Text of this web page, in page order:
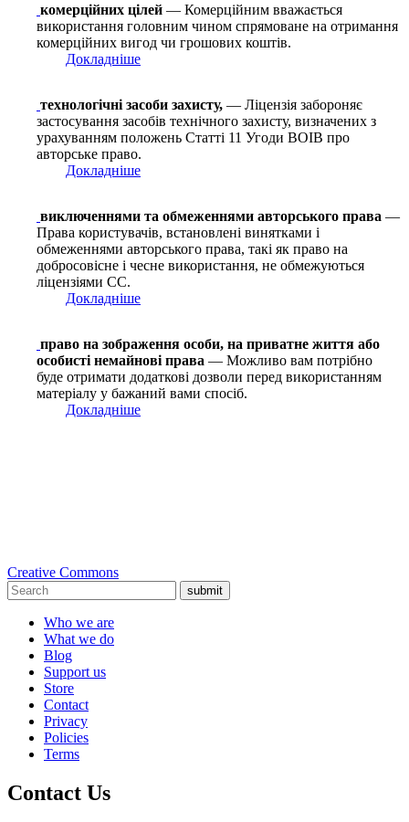
комерційних цілей — Комерційним вважається
використання головним чином спрямоване на отримання
комерційних вигод чи грошових коштів.
Докладніше
технологічні засоби захисту, — Ліцензія забороняє
застосування засобів технічного захисту, визначених з
урахуванням положень Статті 11 Угоди ВОІВ про
авторське право.
Докладніше
виключеннями та обмеженнями авторського права —
Права користувачів, встановлені винятками і
обмеженнями авторського права, такі як право на
добросовісне і чесне використання, не обмежуються
ліцензіями СС.
Докладніше
право на зображення особи, на приватне життя або
особисті немайнові права — Можливо вам потрібно
буде отримати додаткові дозволи перед використанням
матеріалу у бажаний вами спосіб.
Докладніше
Creative Commons
submit
Who we are
What we do
Blog
Support us
Store
Contact
Privacy
Policies
Terms
Contact Us